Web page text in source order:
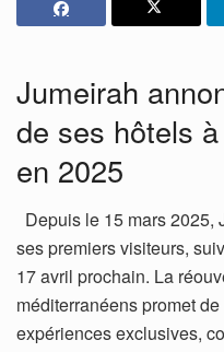
Jumeirah
de ses hôtels
en 2025
Depuis le 15 mars
ses premiers visiteurs,
17 avril prochain. La
méditerranéens promet
expériences exclusives,